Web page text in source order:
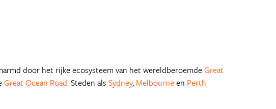
door het rijke ecosysteem van het wereldberoemdeGreat
Great Ocean Road. Steden als Sydney, Melbourneen Perth